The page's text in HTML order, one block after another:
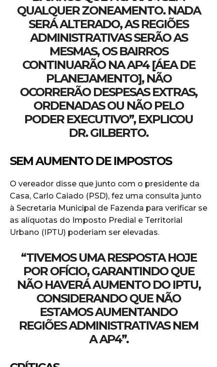
QUALQUER ZONEAMENTO. NADA
SERÁ ALTERADO, AS REGIÕES
ADMINISTRATIVAS SERÃO AS
MESMAS, OS BAIRROS
CONTINUARÃO NA AP4 [ÁEA DE
PLANEJAMENTO], NÃO
OCORRERÃO DESPESAS EXTRAS,
ORDENADAS OU NÃO PELO
PODER EXECUTIVO”, EXPLICOU
DR. GILBERTO.
SEM AUMENTO DE IMPOSTOS
O vereador disse que junto com o presidente da
Casa, Carlo Caiado (PSD), fez uma consulta junto
à Secretaria Municipal de Fazenda para verificar se
as alíquotas do Imposto Predial e Territorial
Urbano (IPTU) poderiam ser elevadas.
“TIVEMOS UMA RESPOSTA HOJE
POR OFÍCIO, GARANTINDO QUE
NÃO HAVERÁ AUMENTO DO IPTU,
CONSIDERANDO QUE NÃO
ESTAMOS AUMENTANDO
REGIÕES ADMINISTRATIVAS NEM
A AP4”.